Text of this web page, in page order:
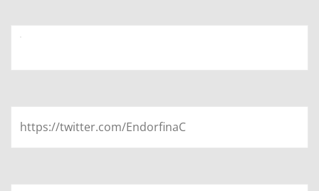
https://twitter.com/EndorfinaC